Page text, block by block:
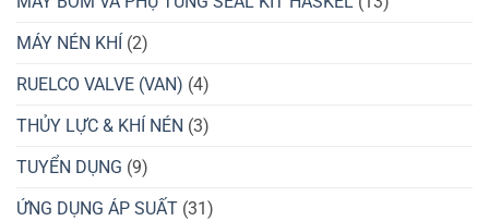
MÁY NÉN KHÍ (2)
RUELCO VALVE (VAN) (4)
THỦY LỰC & KHÍ NÉN (3)
TUYỂN DỤNG (9)
ỨNG DỤNG ÁP SUẤT (31)